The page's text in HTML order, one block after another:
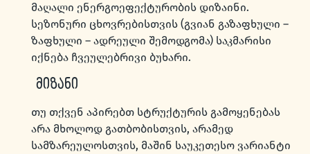
მაღალი ენერგოეფექტურობის დიზაინი.
სეზონური ცხოვრებისთვის (გვიან გაზაფხული –
ზაფხული – ადრეული შემოდგომა) საკმარისი
იქნება ჩვეულებრივი ბუხარი.
მიზანი
თუ თქვენ აპირებთ სტრუქტურის გამოყენებას
არა მხოლოდ გათბობისთვის, არამედ
სამზარეულოსთვის, მაშინ საუკეთესო ვარიანტი